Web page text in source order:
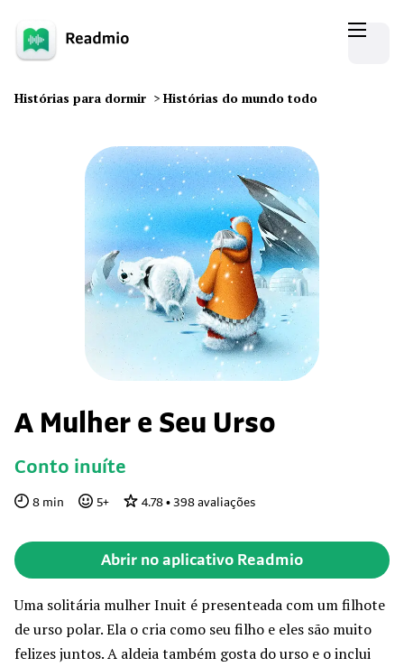
Histórias para dormir > Histórias do mundo todo
A Mulher e Seu Urso
Conto inuíte
8 min 5+ 4.78 • 398 avaliações
Abrir no aplicativo Readmio
Uma solitária mulher Inuit é presenteada com um filhote
de urso polar. Ela o cria como seu filho e eles são muito
felizes juntos. A aldeia também gosta do urso e o inclui